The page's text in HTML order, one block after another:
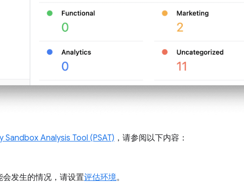
Sandbox Analysis Tool (PSAT) ，请参阅以下内容：
发生的情况，请设置评估环境。